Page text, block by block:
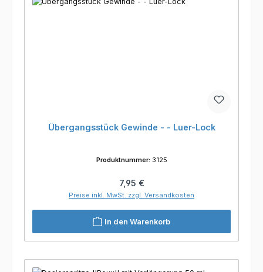
Übergangsstück Gewinde - - Luer-Lock
Produktnummer: 3125
Regulärer Preis:
7,95 €
Preise inkl. MwSt. zzgl. Versandkosten
In den Warenkorb